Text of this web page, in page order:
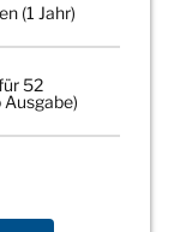
(1 Jahr)
52
Ausgabe)